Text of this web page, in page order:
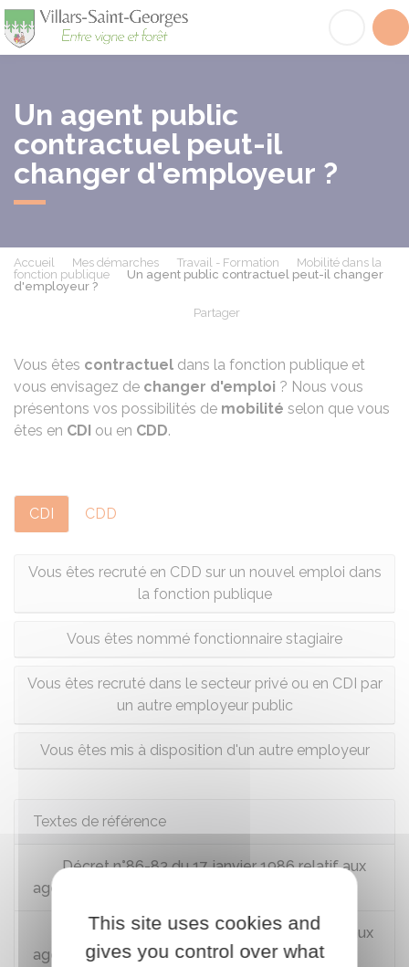
Un agent public
contractuel peut-il
changer d'employeur ?
Accueil Mes démarches Travail - Formation
Mobilité dans la
fonction publique
Un agent public contractuel peut-il changer
d'employeur ?
Partager
Vous êtes contractuel dans la fonction publique et
vous envisagez de changer d'emploi ? Nous vous
présentons vos possibilités de mobilité selon que vous
êtes en CDI ou en CDD.
CDI CDD
Vous êtes recruté en CDD sur un nouvel emploi dans
la fonction publique
Vous êtes nommé fonctionnaire stagiaire
Vous êtes recruté dans le secteur privé ou en CDI par
un autre employeur public
Vous êtes mis à disposition d'un autre employeur
Textes de référence
Décret n°86-83 du 17 janvier 1986 relatif aux
agents contractuels de la FPE
Décret n°88-145 du 15 février 1988 relatif aux
agents non titulaires de la FPT
This site uses cookies and
gives you control over what